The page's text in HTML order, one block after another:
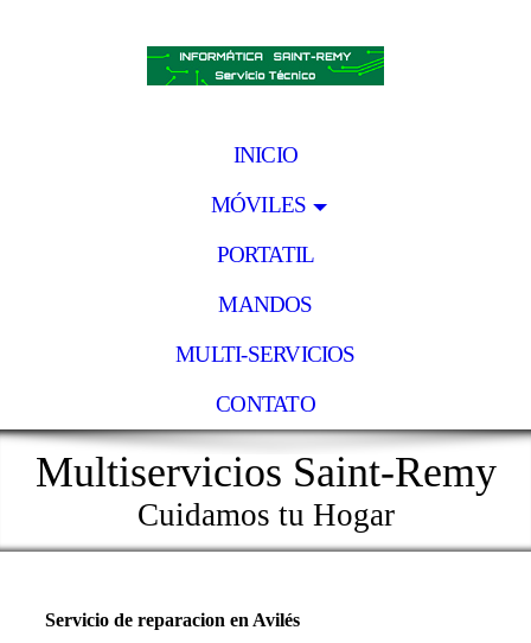
INICIO
MÓVILES
PORTATIL
MANDOS
MULTI-SERVICIOS
CONTATO
Multiservicios Saint-Remy
Cuidamos tu Hogar
Servicio de reparacion en Avilés